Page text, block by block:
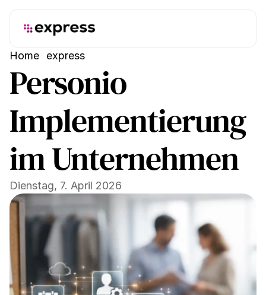
Home express
Personio
Implementierung
im Unternehmen
Dienstag, 7. April 2026